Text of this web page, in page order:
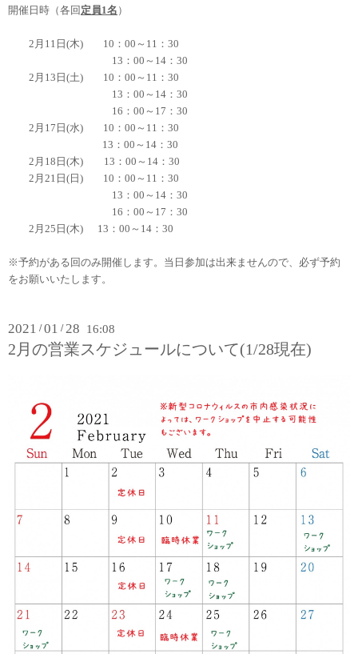
開催日時（各回 定員1名 ）
2月11日(木) 10 ：00～11：30
13：00～14：30
2月13日(土) 10 ：00～11：30
13：00～14：30
16：00～17：30
2月17日(水) 10：00～11：30
13：00～14：30
2月18日(木) 13：00～14：30
2 月21日(日) 10 ：00～11：30
13：00～14：30
16：00～17：30
2月25日(木) 13：00～14：30
※予約がある回のみ開催します。当日参加は出来ませんので、必ず予約
をお願いいたします。
2021 /01 /28 16:08
2月の営業スケジュールについて(1/28現在)